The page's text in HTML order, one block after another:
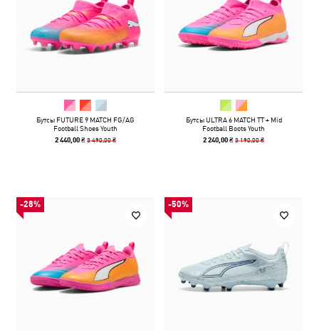
Бутсы FUTURE 9 MATCH FG/AG
Football Shoes Youth
2 440,00 ₴3 490,00 ₴
Бутсы ULTRA 6 MATCH TT + Mid
Football Boots Youth
2 240,00 ₴3 190,00 ₴
-28% -50%